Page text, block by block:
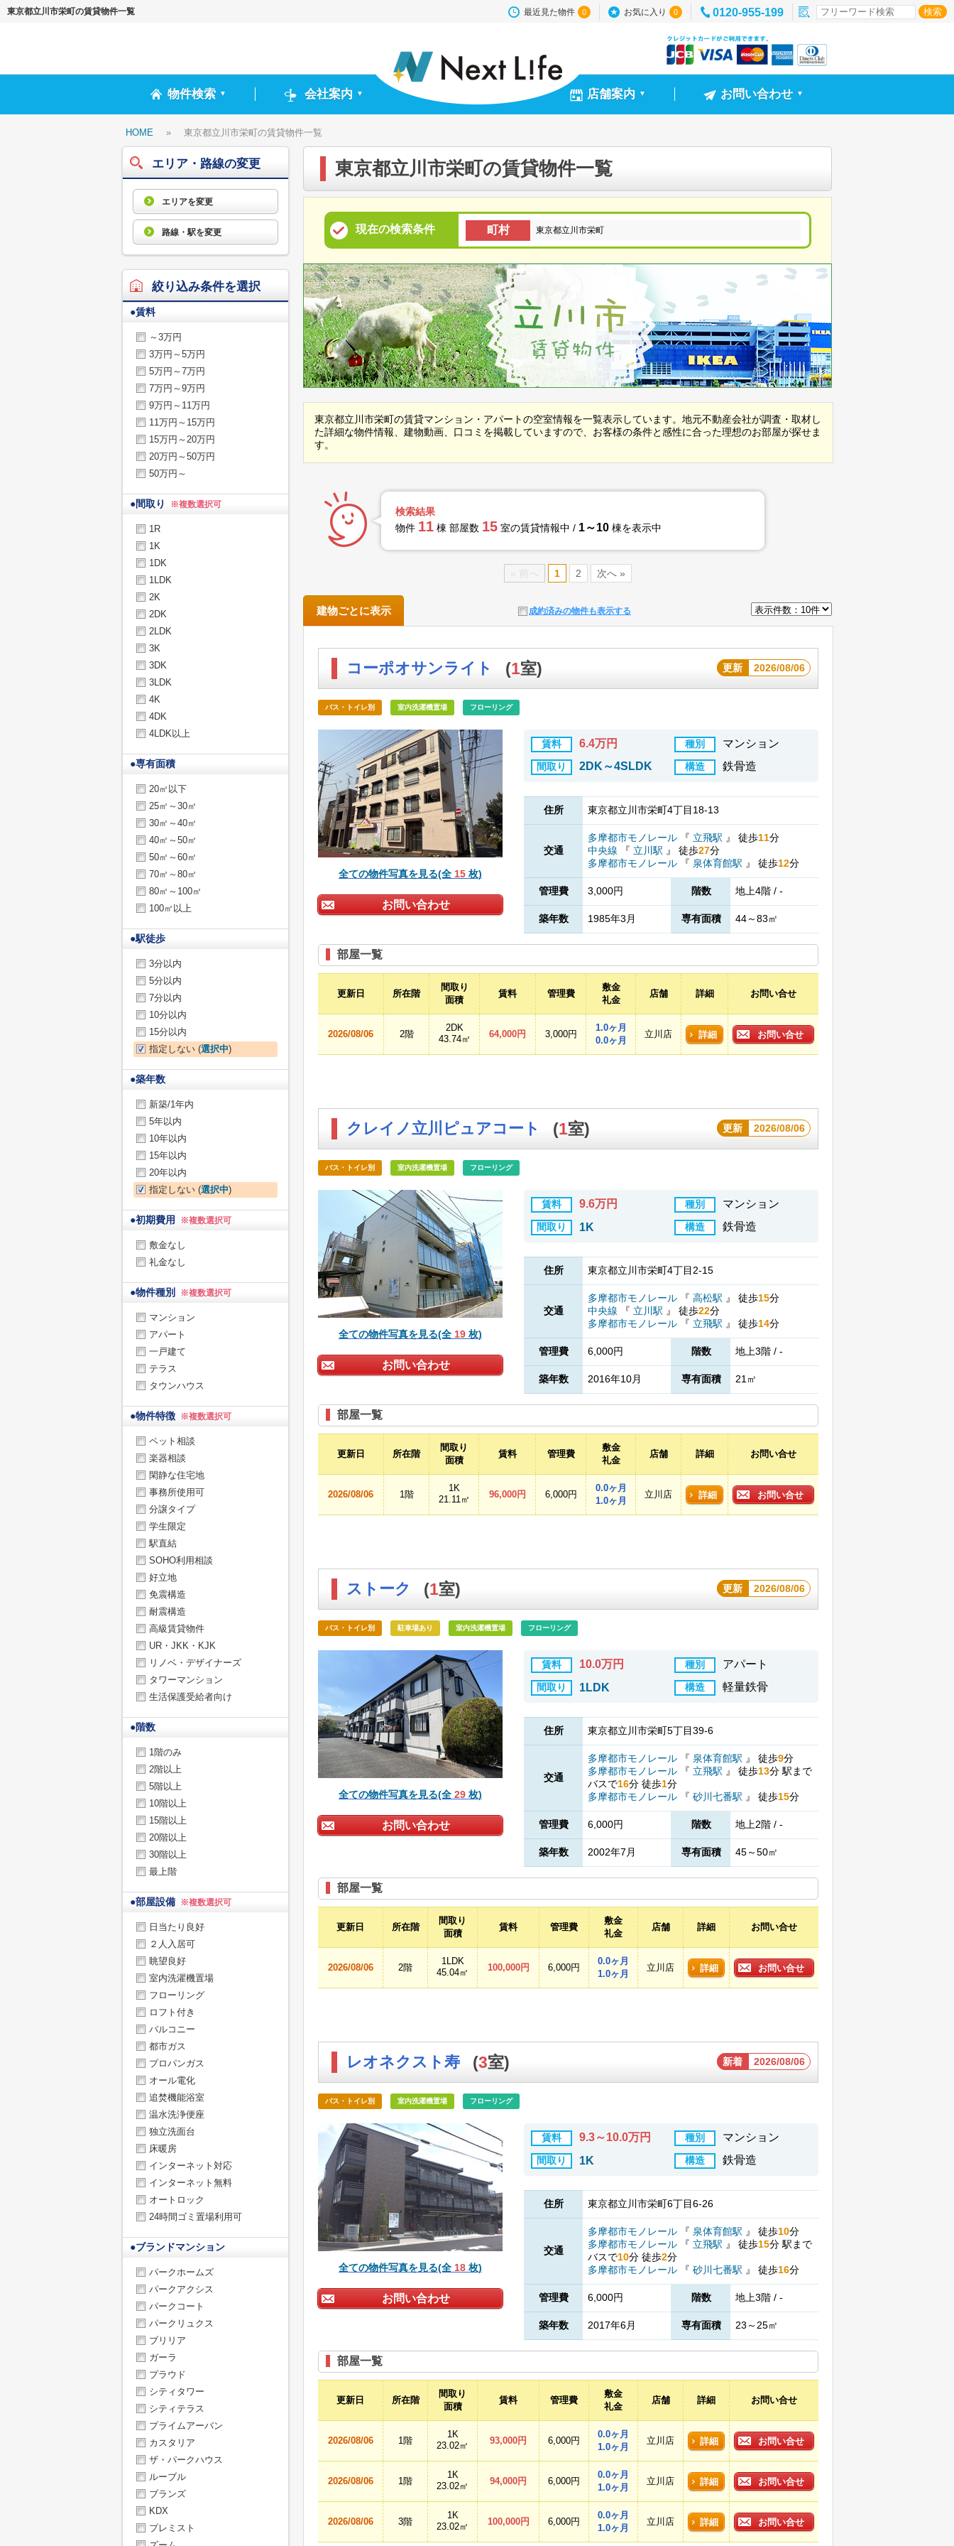
東京都立川市栄町の賃貸物件一覧 最近見た物件 0 お気に入り 0 0120-955-199
物件検索 ▼ 会社案内 ▼ 店舗案内 ▼ お問い合わせ ▼
HOME » 東京都立川市栄町の賃貸物件一覧
東京都立川市栄町の賃貸物件一覧
現在の検索条件 町村 東京都立川市栄町
東京都立川市栄町の賃貸マンション・アパートの空室情報を一覧表示しています。地元不動産会社が調査・取材し
た詳細な物件情報、建物動画、口コミを掲載していますので、お客様の条件と感性に合った理想のお部屋が探せま
す。
検索結果
物件 11 棟 部屋数 15 室の賃貸情報中 / 1～10 棟を表示中
« 前へ 1 2 次へ »
成約済みの物件も表示する
建物ごとに表示
コーポオサンライト (1室) 更新 2026/08/06
バス・トイレ別 室内洗濯機置場 フローリング
全ての物件写真を見る(全 15 枚)
お問い合わせ
賃料 6.4万円 種別 マンション
間取り 2DK～4SLDK 構造 鉄骨造
住所 東京都立川市栄町4丁目18-13
交通
多摩都市モノレール 『 立飛駅 』 徒歩11分
中央線
『 立川駅 』 徒歩27分
多摩都市モノレール
『 泉体育館駅 』 徒歩12分
管理費 3,000円 階数 地上4階 / -
築年数 1985年3月 専有面積 44～83㎡
部屋一覧
更新日 所在階
間取り
面積
賃料 管理費
敷金
礼金
店舗 詳細 お問い合せ
2026/08/06 2階
2DK
43.74㎡
64,000円 3,000円
1.0ヶ月
0.0ヶ月
立川店 詳細 お問い合せ
クレイノ立川ピュアコート (1室) 更新 2026/08/06
バス・トイレ別 室内洗濯機置場 フローリング
全ての物件写真を見る(全 19 枚)
お問い合わせ
賃料 9.6万円 種別 マンション
間取り 1K 構造 鉄骨造
住所 東京都立川市栄町4丁目2-15
交通
多摩都市モノレール 『 高松駅 』 徒歩15分
中央線
『 立川駅 』 徒歩22分
多摩都市モノレール
『 立飛駅 』 徒歩14分
管理費 6,000円 階数 地上3階 / -
築年数 2016年10月 専有面積 21㎡
部屋一覧
更新日 所在階
間取り
面積
賃料 管理費
敷金
礼金
店舗 詳細 お問い合せ
2026/08/06 1階
1K
21.11㎡
96,000円 6,000円
0.0ヶ月
1.0ヶ月
立川店 詳細 お問い合せ
ストーク (1室) 更新 2026/08/06
バス・トイレ別 駐車場あり 室内洗濯機置場 フローリング
全ての物件写真を見る(全 29 枚)
お問い合わせ
賃料 10.0万円 種別 アパート
間取り 1LDK 構造 軽量鉄骨
住所 東京都立川市栄町5丁目39-6
交通
多摩都市モノレール 『 泉体育館駅 』 徒歩9分
多摩都市モノレール
『 立飛駅 』 徒歩13分 駅まで
バスで16分 徒歩1分
多摩都市モノレール
『 砂川七番駅 』 徒歩15分
管理費 6,000円 階数 地上2階 / -
築年数 2002年7月 専有面積 45～50㎡
部屋一覧
更新日 所在階
間取り
面積
賃料 管理費
敷金
礼金
店舗 詳細 お問い合せ
2026/08/06 2階
1LDK
45.04㎡
100,000円 6,000円
0.0ヶ月
1.0ヶ月
立川店 詳細 お問い合せ
レオネクスト寿 (3室) 新着 2026/08/06
バス・トイレ別 室内洗濯機置場 フローリング
全ての物件写真を見る(全 18 枚)
お問い合わせ
賃料 9.3～10.0万円 種別 マンション
間取り 1K 構造 鉄骨造
住所 東京都立川市栄町6丁目6-26
交通
多摩都市モノレール 『 泉体育館駅 』 徒歩10分
多摩都市モノレール
『 立飛駅 』 徒歩15分 駅まで
バスで10分 徒歩2分
多摩都市モノレール
『 砂川七番駅 』 徒歩16分
管理費 6,000円 階数 地上3階 / -
築年数 2017年6月 専有面積 23～25㎡
部屋一覧
更新日 所在階
間取り
面積
賃料 管理費
敷金
礼金
店舗 詳細 お問い合せ
2026/08/06 1階
1K
23.02㎡
93,000円 6,000円
0.0ヶ月
1.0ヶ月
立川店 詳細 お問い合せ
2026/08/06 1階
1K
23.02㎡
94,000円 6,000円
0.0ヶ月
1.0ヶ月
立川店 詳細 お問い合せ
2026/08/06 3階
1K
23.02㎡
100,000円 6,000円
0.0ヶ月
1.0ヶ月
立川店 詳細 お問い合せ
エリア・路線の変更
エリアを変更
路線・駅を変更
絞り込み条件を選択
●賃料
～3万円
3万円～5万円
5万円～7万円
7万円～9万円
9万円～11万円
11万円～15万円
15万円～20万円
20万円～50万円
50万円～
●間取り ※複数選択可
1R
1K
1DK
1LDK
2K
2DK
2LDK
3K
3DK
3LDK
4K
4DK
4LDK以上
●専有面積
20㎡以下
25㎡～30㎡
30㎡～40㎡
40㎡～50㎡
50㎡～60㎡
70㎡～80㎡
80㎡～100㎡
100㎡以上
●駅徒歩
3分以内
5分以内
7分以内
10分以内
15分以内
指定しない (選択中)
●築年数
新築/1年内
5年以内
10年以内
15年以内
20年以内
指定しない (選択中)
●初期費用 ※複数選択可
敷金なし
礼金なし
●物件種別 ※複数選択可
マンション
アパート
一戸建て
テラス
タウンハウス
●物件特徴 ※複数選択可
ペット相談
楽器相談
閑静な住宅地
事務所使用可
分譲タイプ
学生限定
駅直結
SOHO利用相談
好立地
免震構造
耐震構造
高級賃貸物件
UR・JKK・KJK
リノベ・デザイナーズ
タワーマンション
生活保護受給者向け
●階数
1階のみ
2階以上
5階以上
10階以上
15階以上
20階以上
30階以上
最上階
●部屋設備 ※複数選択可
日当たり良好
２人入居可
眺望良好
室内洗濯機置場
フローリング
ロフト付き
バルコニー
都市ガス
プロパンガス
オール電化
追焚機能浴室
温水洗浄便座
独立洗面台
床暖房
インターネット対応
インターネット無料
オートロック
24時間ゴミ置場利用可
●ブランドマンション
パークホームズ
パークアクシス
パークコート
パークリュクス
ブリリア
ガーラ
プラウド
シティタワー
シティテラス
プライムアーバン
カスタリア
ザ・パークハウス
ルーブル
ブランズ
KDX
プレミスト